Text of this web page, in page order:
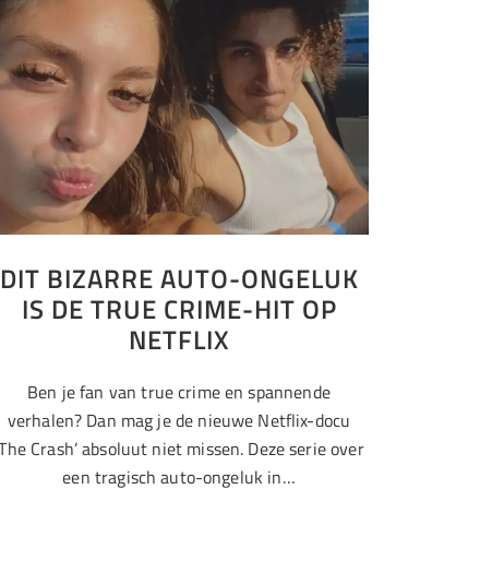
DIT BIZARRE AUTO-ONGELUK
IS DE TRUE CRIME-HIT OP
NETFLIX
Ben je fan van true crime en spannende
verhalen? Dan mag je de nieuwe Netflix-docu
Crash’ absoluut niet missen. Deze serie over
een tragisch auto-ongeluk in…